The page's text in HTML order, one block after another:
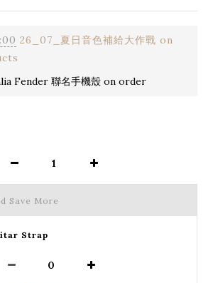
26_07_夏日音色補給大作戰 on
Fender 聯名手機殼 on order
Save More
Strap